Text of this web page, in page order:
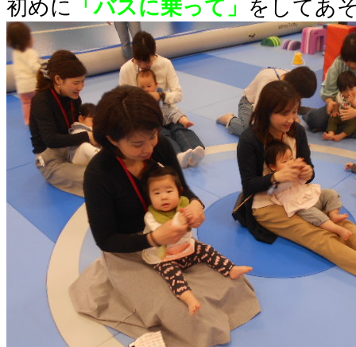
初めに
「バスに乗って」 をしてあ